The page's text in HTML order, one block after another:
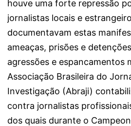
houve uma forte repressão
jornalistas locais e
documentavam estas
ameaças, prisões e
agressões e espancamentos
Associação Brasileira do
Investigação (Abraji)
contra jornalistas
dos quais durante o